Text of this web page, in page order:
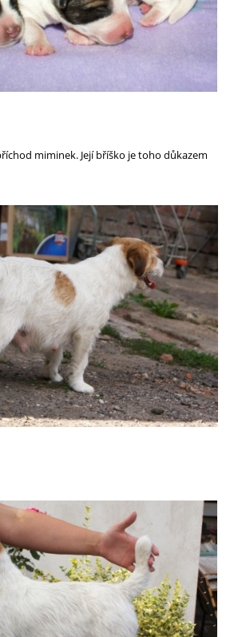
miminek. Její bříško je toho důkazem